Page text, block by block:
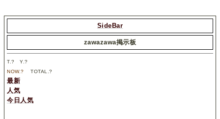
SideBar
zawazawa掲示板
T.? Y.?
NOW.? TOTAL.?
最新
人気
今日人気